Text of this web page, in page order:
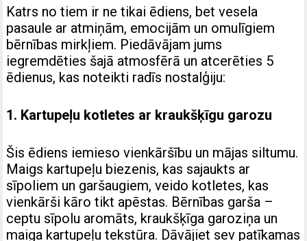
Katrs no tiem ir ne tikai ēdiens, bet vesela
pasaule ar atmiņām, emocijām un omulīgiem
bērnības mirkļiem. Piedāvājam jums
iegremdēties šajā atmosfērā un atcerēties 5
ēdienus, kas noteikti radīs nostalģiju:
1. Kartupeļu kotletes ar kraukšķīgu garozu
Šis ēdiens iemieso vienkāršību un mājas siltumu.
Maigs kartupeļu biezenis, kas sajaukts ar
sīpoliem un garšaugiem, veido kotletes, kas
vienkārši kāro tikt apēstas. Bērnības garša –
ceptu sīpolu aromāts, kraukšķīga garoziņa un
maiga kartupeļu tekstūra. Dāvājiet sev patīkamas